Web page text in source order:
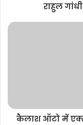
राहुल
कैलाश ऑटो में